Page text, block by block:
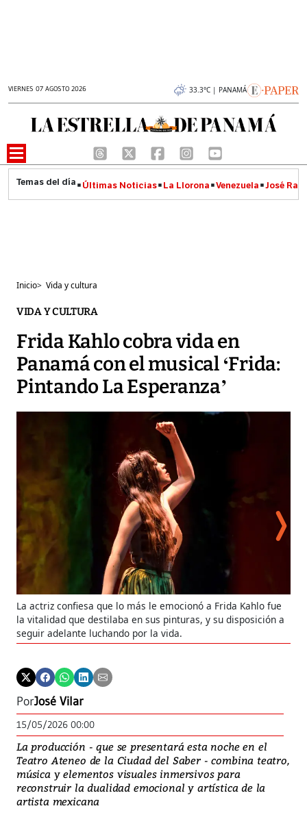
VIERNES 07 AGOSTO 2026 33.3°C | PANAMÁ
Últimas Noticias La Llorona Venezuela José
Inicio> Vida y cultura
VIDA Y CULTURA
Frida Kahlo cobra vida en
Panamá con el musical ‘Frida:
Pintando La Esperanza’
La actriz confiesa que lo más le emocionó a Frida Kahlo fue
la vitalidad que destilaba en sus pinturas, y su disposición a
seguir adelante luchando por la vida.
PorJosé Vilar
15/05/2026 00:00
La producción - que se presentará esta noche en el
Teatro Ateneo de la Ciudad del Saber - combina teatro,
música y elementos visuales inmersivos para
reconstruir la dualidad emocional y artística de la
artista mexicana